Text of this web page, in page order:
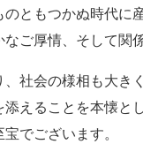
ともつかぬ時代
ご厚情、そして関
社会の様相も大
えることを本懐
でございます。